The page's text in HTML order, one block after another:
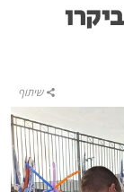
שיתוף